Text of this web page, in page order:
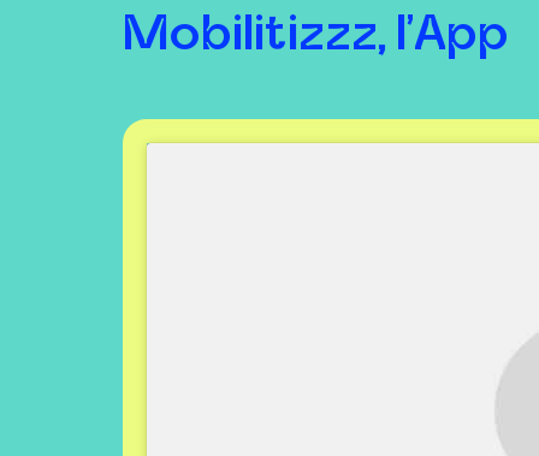
Mobilitizzz, l'App